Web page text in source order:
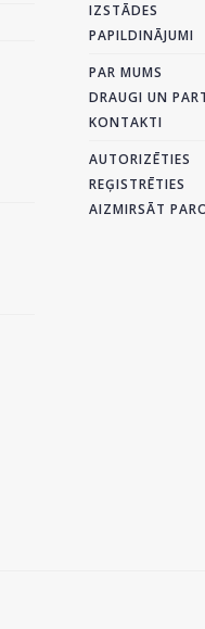
IZSTĀDES
PAPILDINĀJUMI
PAR MUMS
DRAUGI UN
KONTAKTI
AUTORIZĒTIES
REĢISTRĒTIES
AIZMIRSĀT